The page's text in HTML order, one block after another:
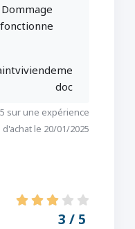
doc
sur une expérience
d'achat le 20/01/2025
3 / 5